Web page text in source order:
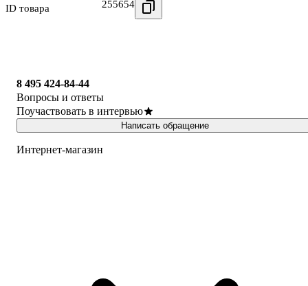
ID товара
255654
8 495 424-84-44
Вопросы и ответы
Поучаствовать в интервью
Написать обращение
Интернет-магазин